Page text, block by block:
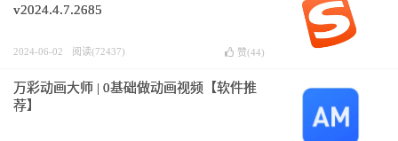
v2024.4.7.2685
2024-06-02 阅读(72437) 赞(44)
万彩动画大师 | 0基础做动画视频【软件推
荐】